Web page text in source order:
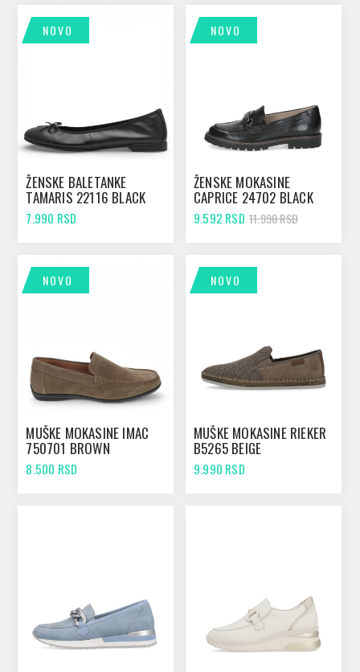
NOVO
ŽENSKE BALETANKE
TAMARIS 22116 BLACK
7.990 RSD
NOVO
ŽENSKE MOKASINE
CAPRICE 24702 BLACK
NAPPA
9.592 RSD 11.990 RSD
NOVO
MUŠKE MOKASINE IMAC
750701 BROWN
8.500 RSD
NOVO
MUŠKE MOKASINE RIEKER
B5265 BEIGE
9.990 RSD